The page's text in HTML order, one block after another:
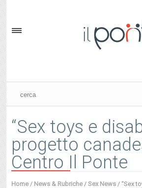
“Sex toys e
progetto
Centro Il Ponte
Home / News & Rubriche /Sex News / “Sex